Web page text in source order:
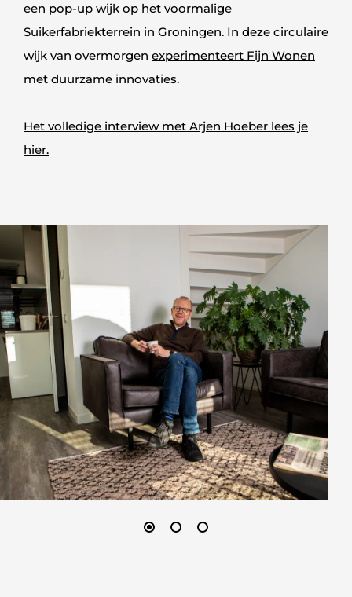
een pop-up wijk op het voormalige
Suikerfabriekterrein in Groningen. In deze circulaire
wijk van overmorgen experimenteert Fijn Wonen
met duurzame innovaties.
Het volledige interview met Arjen Hoeber lees je
hier.